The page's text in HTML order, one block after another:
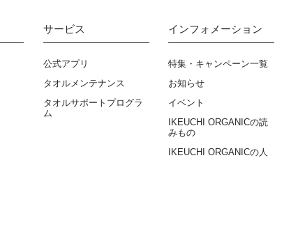
サービス
公式アプリ
タオルメンテナンス
タオルサポートプログラ
ム
インフォメーション
特集・キャンペーン一覧
お知らせ
イベント
IKEUCHI ORGANICの読
みもの
IKEUCHI ORGANICの人